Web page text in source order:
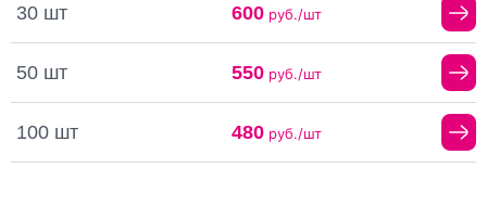
30 шт 600руб./шт
50 шт 550руб./шт
100 шт 480руб./шт